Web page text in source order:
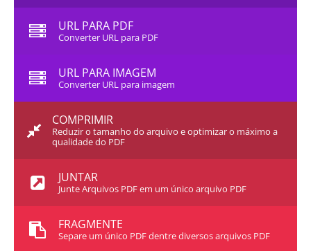
URL PARA PDF
Converter URL para PDF
URL PARA IMAGEM
Converter URL para imagem
COMPRIMIR
Reduzir o tamanho do arquivo e optimizar o máximo a
qualidade do PDF
JUNTAR
Junte Arquivos PDF em um único arquivo PDF
FRAGMENTE
Separe um único PDF dentre diversos arquivos PDF